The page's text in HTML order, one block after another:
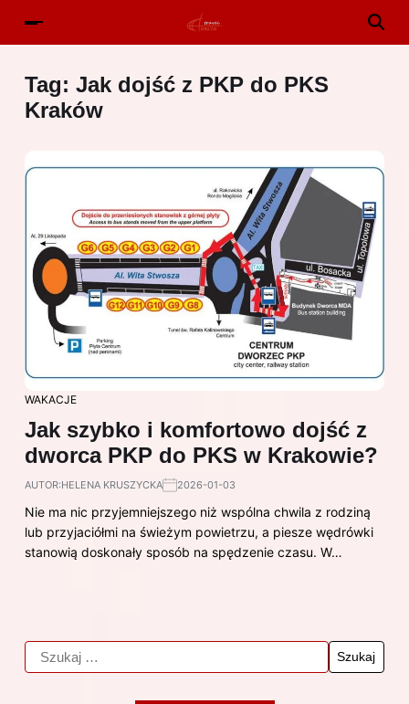
Tag: Jak dojść z PKP do PKS
Kraków
WAKACJE
Jak szybko i komfortowo dojść z
dworca PKP do PKS w Krakowie?
AUTOR:HELENA KRUSZYCKA 2026-01-03
Nie ma nic przyjemniejszego niż wspólna chwila z rodziną
lub przyjaciółmi na świeżym powietrzu, a piesze wędrówki
stanowią doskonały sposób na spędzenie czasu. W…